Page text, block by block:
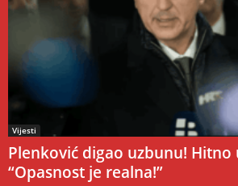
Vijesti
Plenković digao uzbunu! Hitno
“Opasnost je realna!”